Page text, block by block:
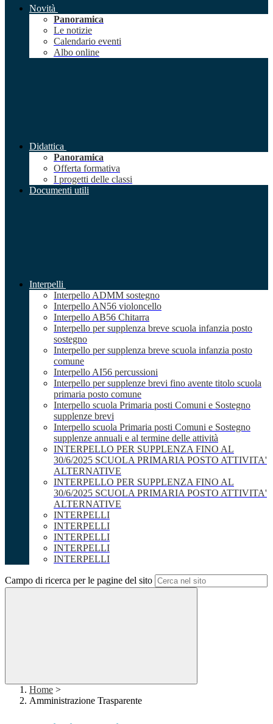
Novità
Panoramica
Le notizie
Calendario eventi
Albo online
Didattica
Panoramica
Offerta formativa
I progetti delle classi
Documenti utili
Interpelli
Interpello ADMM sostegno
Interpello AN56 violoncello
Interpello AB56 Chitarra
Interpello per supplenza breve scuola infanzia posto
sostegno
Interpello per supplenza breve scuola infanzia posto
comune
Interpello AI56 percussioni
Interpello per supplenze brevi fino avente titolo scuola
primaria posto comune
Interpello scuola Primaria posti Comuni e Sostegno
supplenze brevi
Interpello scuola Primaria posti Comuni e Sostegno
supplenze annuali e al termine delle attività
INTERPELLO PER SUPPLENZA FINO AL
30/6/2025 SCUOLA PRIMARIA POSTO ATTIVITA'
ALTERNATIVE
INTERPELLO PER SUPPLENZA FINO AL
30/6/2025 SCUOLA PRIMARIA POSTO ATTIVITA'
ALTERNATIVE
INTERPELLI
INTERPELLI
INTERPELLI
INTERPELLI
INTERPELLI
Campo di ricerca per le pagine del sito
Home >
Amministrazione Trasparente